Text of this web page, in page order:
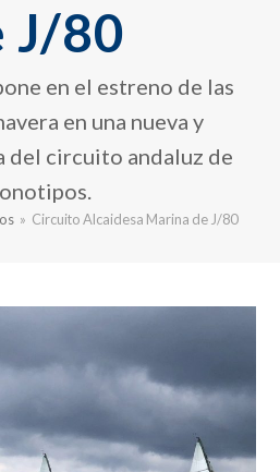
J/80
en el estreno de las
en una nueva y
del circuito andaluz de
» Circuito Alcaidesa Marina de J/80